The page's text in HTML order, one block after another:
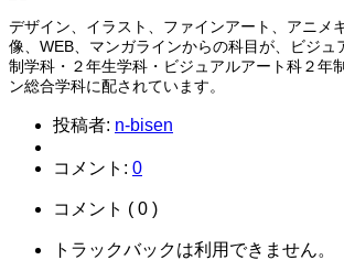
デザイン、イラスト、ファインアート、アニメ
像、WEB、マンガラインからの科目が、ビジュ
制学科・２年生学科・ビジュアルアート科２年
ン総合学科に配されています。
投稿者: n-bisen
コメント: 0
コメント ( 0 )
トラックバックは利用できません。